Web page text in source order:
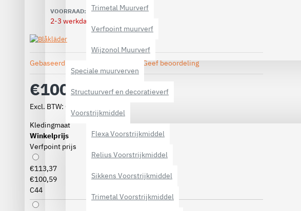
Trimetal Muurverf
Verfpoint muurverf
Wijzonol Muurverf
Speciale muurverven
Structuurverf en decoratieverf
Voorstrijkmiddel
Flexa Voorstrijkmiddel
Relius Voorstrijkmiddel
Sikkens Voorstrijkmiddel
Trimetal Voorstrijkmiddel
VOORRAAD:
2-3 werkdagen
Gebaseerd op 0 beoordeling(en). Geef beoordeling
€100,59
Excl. BTW: €83,13
Kledingmaat
Winkelprijs
Verfpoint prijs
€113,37
€100,59
C44